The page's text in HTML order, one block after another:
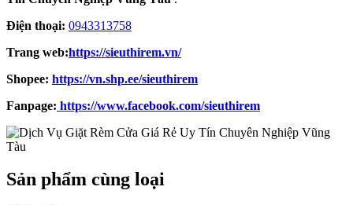
Điện thoại: 0943313758
Trang web:https://sieuthirem.vn/
Shopee: https://vn.shp.ee/sieuthirem
Fanpage: https://www.facebook.com/sieuthirem
Sản phẩm cùng loại